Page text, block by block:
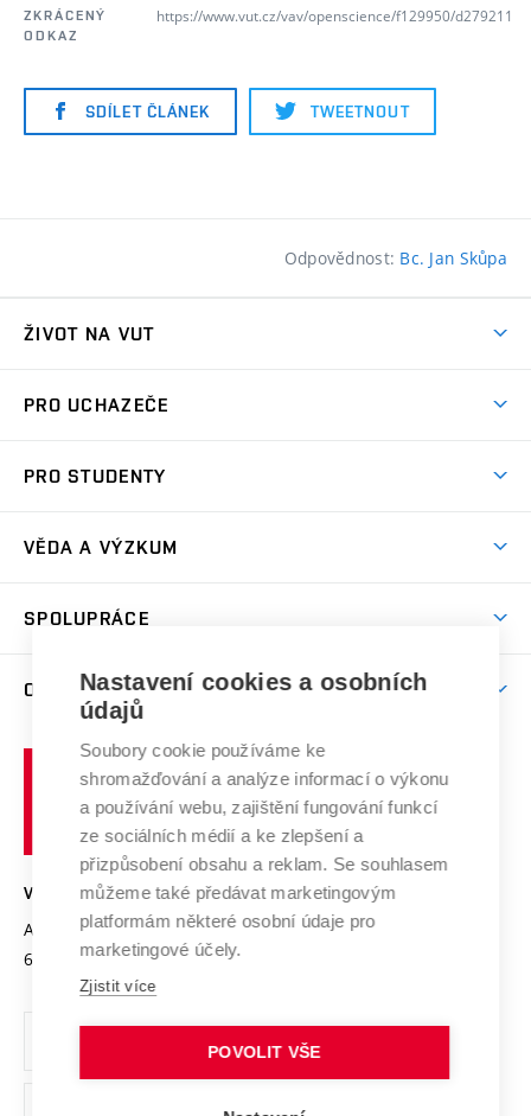
ZKRÁCENÝ
ODKAZ
https://www.vut.cz/vav/openscience/f129950/d279211
SDÍLET ČLÁNEK TWEETNOUT
Odpovědnost: Bc. Jan Skůpa
ŽIVOT NA VUT
Koleje
Sport na VUT
Brno
PRO UCHAZEČE
Dny otevřených dveří
Celoživotní vzdělávání
E-přihláška
PRO STUDENTY
Harmonogram akademického roku
Závěrečné práce
Doktorské studium
Zpracování osobních údajů studentů
Sociální bezpečí
Studium bez bariér
Podpora podnikání
VĚDA A VÝZKUM
Mezinárodní vědecká rada
Systém zajišťování kvality výzkumu
Výzkumné infrastruktury
Transfer znalostí
Open Science
Projekty
Projekty ze strukturálních fondů
Specifický výzkum
SPOLUPRÁCE
Firemní spolupráce
Zahraniční spolupráce
Spolupráce se školami
Služby univerzity
Mezinárodní dohody
Univerzitní sítě
O UNIVERZITĚ
Profil univerzity
Udržitelná univerzita
Podnikavá univerzita / ContriBUTe
Bezpečná univerzita
Vyznamenání
Organizační struktura
Ochrana osobních údajů
učení
technické
Brně
VYSOKÉ UČENÍ TECHNICKÉ V BRNĚ
Antonínská 548/1
602 00 Brno
www.vut.cz
vut@vutbr.cz
Nastavení cookies a osobních
údajů
Soubory cookie používáme ke
shromažďování a analýze informací o výkonu
a používání webu, zajištění fungování funkcí
ze sociálních médií a ke zlepšení a
přizpůsobení obsahu a reklam. Se souhlasem
můžeme také předávat marketingovým
platformám některé osobní údaje pro
marketingové účely.
Zjistit více
POVOLIT VŠE